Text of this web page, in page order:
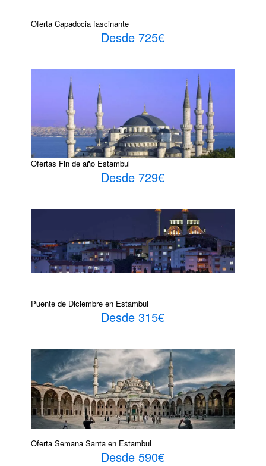
Oferta Capadocia fascinante
Desde 725€
Ofertas Fin de año Estambul
Desde 729€
Puente de Diciembre en Estambul
Desde 315€
Oferta Semana Santa en Estambul
Desde 590€